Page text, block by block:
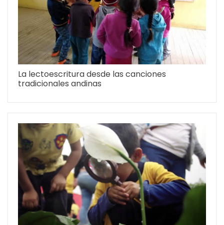
La lectoescritura desde las canciones
tradicionales andinas